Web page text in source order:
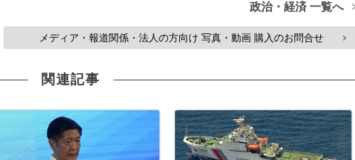
政治・経済 一覧へ
メディア・報道関係・法人の方向け 写真・動画 購入のお問合せ >
関連記事